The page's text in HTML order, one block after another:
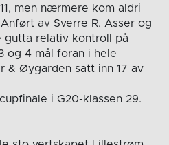
men nærmere kom aldri
av Sverre R. Asser og
gutta relativ kontroll på
og 4 mål foran i hele
& Øygarden satt inn 17 av
i G20-klassen 29.